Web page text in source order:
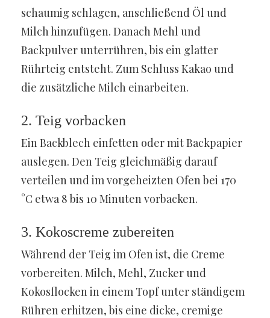
schaumig schlagen, anschließend Öl und
Milch hinzufügen. Danach Mehl und
Backpulver unterrühren, bis ein glatter
Rührteig entsteht. Zum Schluss Kakao und
die zusätzliche Milch einarbeiten.
2. Teig vorbacken
Ein Backblech einfetten oder mit Backpapier
auslegen. Den Teig gleichmäßig darauf
verteilen und im vorgeheizten Ofen bei 170
°C etwa 8 bis 10 Minuten vorbacken.
3. Kokoscreme zubereiten
Während der Teig im Ofen ist, die Creme
vorbereiten. Milch, Mehl, Zucker und
Kokosflocken in einem Topf unter ständigem
Rühren erhitzen, bis eine dicke, cremige